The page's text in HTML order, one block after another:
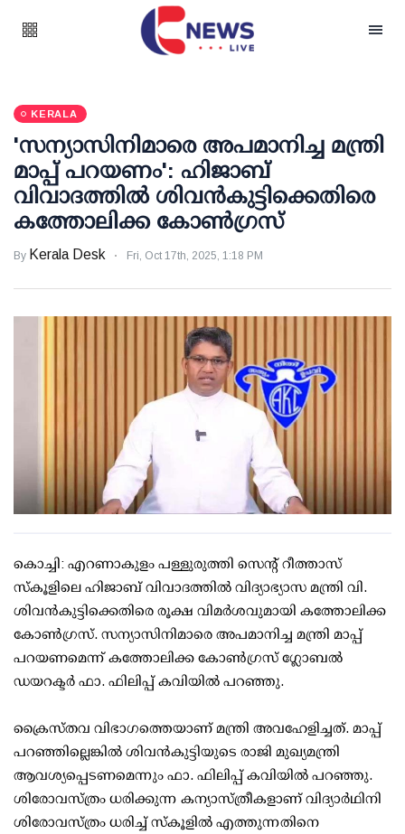
KERALA
'സന്യാസിനിമാരെ അപമാനിച്ച മന്ത്രി
മാപ്പ് പറയണം': ഹിജാബ്
വിവാദത്തില്‍ ശിവന്‍കുട്ടിക്കെതിരെ
കത്തോലിക്ക കോണ്‍ഗ്രസ്
By Kerala Desk Fri, Oct 17th, 2025, 1:18 PM
കൊച്ചി: എറണാകുളം പള്ളുരുത്തി സെന്റ് റീത്താസ്
സ്‌കൂളിലെ ഹിജാബ് വിവാദത്തില്‍ വിദ്യാഭ്യാസ മന്ത്രി വി.
ശിവന്‍കുട്ടിക്കെതിരെ രൂക്ഷ വിമര്‍ശവുമായി കത്തോലിക്ക
കോണ്‍ഗ്രസ്. സന്യാസിനിമാരെ അപമാനിച്ച മന്ത്രി മാപ്പ്
പറയണമെന്ന് കത്തോലിക്ക കോണ്‍ഗ്രസ് ഗ്ലോബല്‍
ഡയറക്ടര്‍ ഫാ. ഫിലിപ്പ് കവിയില്‍ പറഞ്ഞു.
ക്രൈസ്തവ വിഭാഗത്തെയാണ് മന്ത്രി അവഹേളിച്ചത്. മാപ്പ്
പറഞ്ഞില്ലെങ്കില്‍ ശിവന്‍കുട്ടിയുടെ രാജി മുഖ്യമന്ത്രി
ആവശ്യപ്പെടണമെന്നും ഫാ. ഫിലിപ്പ് കവിയില്‍ പറഞ്ഞു.
ശിരോവസ്ത്രം ധരിക്കുന്ന കന്യാസ്ത്രീകളാണ് വിദ്യാര്‍ഥിനി
ശിരോവസ്ത്രം ധരിച്ച് സ്‌കൂളില്‍ എത്തുന്നതിനെ